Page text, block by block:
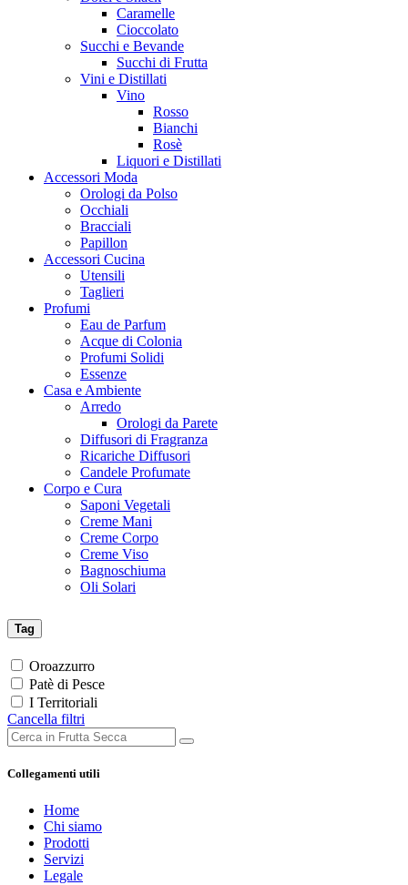
Caramelle
Cioccolato
Succhi e Bevande
Succhi di Frutta
Vini e Distillati
Vino
Rosso
Bianchi
Rosè
Liquori e Distillati
Accessori Moda
Orologi da Polso
Occhiali
Bracciali
Papillon
Accessori Cucina
Utensili
Taglieri
Profumi
Eau de Parfum
Acque di Colonia
Profumi Solidi
Essenze
Casa e Ambiente
Arredo
Orologi da Parete
Diffusori di Fragranza
Ricariche Diffusori
Candele Profumate
Corpo e Cura
Saponi Vegetali
Creme Mani
Creme Corpo
Creme Viso
Bagnoschiuma
Oli Solari
Tag
Oroazzurro
Patè di Pesce
I Territoriali
Cancella filtri
Collegamenti utili
Home
Chi siamo
Prodotti
Servizi
Legale